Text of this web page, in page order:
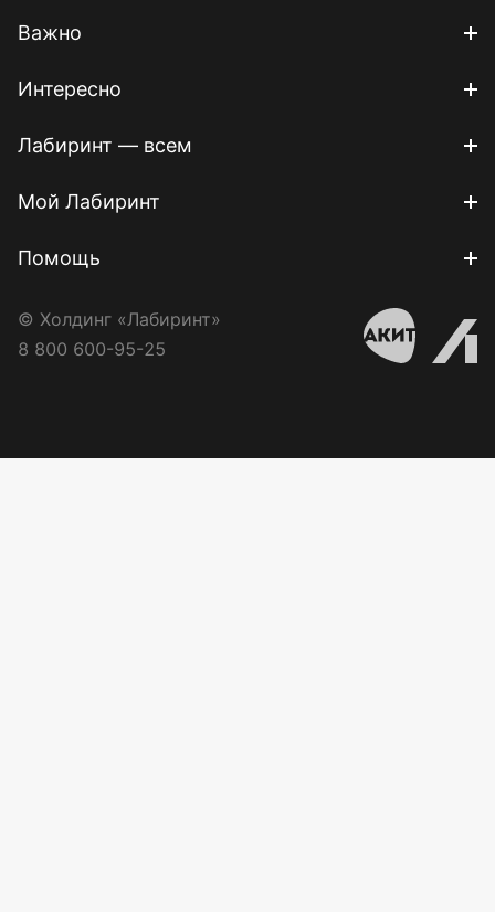
Важно
Интересно
Лабиринт — всем
Мой Лабиринт
Помощь
© Холдинг «Лабиринт»
8 800 600-95-25